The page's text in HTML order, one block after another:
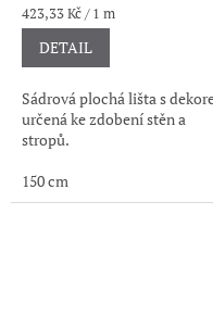
Měrná
cena:
423,33 Kč / 1 m
DETAIL
Sádrová plochá lišta s
určená ke zdobení stěn a
stropů.
150 cm